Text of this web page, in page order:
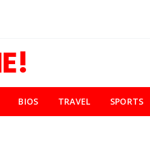
BIOS TRAVEL SPORTS